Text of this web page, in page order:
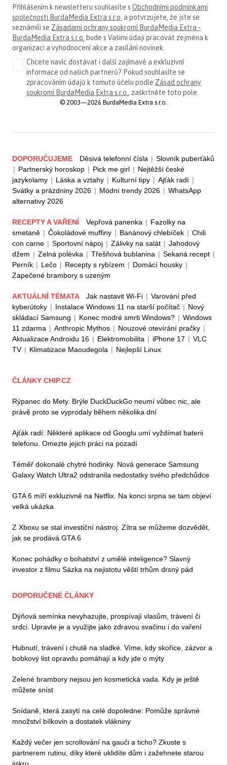
Přihlášením k newsletteru souhlasíte s Obchodními podmínkami
společnosti BurdaMedia Extra s.r.o. a potvrzujete, že jste se
seznámili se Zásadami ochrany soukromí BurdaMedia Extra -
BurdaMedia Extra s.r.o. bude s Vašimi údaji pracovat zejména k
organizaci a vyhodnocení akce a zasílání novinek.
Chcete navíc dostávat i další zajímavé a exkluzivní
informace od našich partnerů? Pokud souhlasíte se
zpracováním údajů k tomuto účelu podle Zásad ochrany
soukromí BurdaMedia Extra s.r.o., zaškrtněte toto pole.
© 2003—2026 BurdaMedia Extra s.r.o.
DOPORUČUJEME Děsivá telefonní čísla | Slovník puberťáků
| Partnerský horoskop | Pick me girl | Nejtěžší české
jazykolamy | Láska a vztahy | Kulturní tipy | Ajťák radí |
Svátky a prázdniny 2026 | Módní trendy 2026 | WhatsApp
alternativy 2026
RECEPTY A VAŘENÍ Vepřová panenka | Fazolky na
smetaně | Čokoládové muffiny | Banánový chlebíček | Chili
con carne | Sportovní nápoj | Zálivky na salát | Jahodový
džem | Zelná polévka | Třešňová bublanina | Sekaná recept |
Perník | Lečo | Recepty s rybízem | Domácí housky |
Zapečené brambory s uzeným
AKTUÁLNÍ TÉMATA Jak nastavit Wi-Fi | Varování před
kyberútoky | Instalace Windows 11 na starší počítač | Nový
skládací Samsung | Konec modré smrti Windows? | Windows
11 zdarma | Anthropic Mythos | Nouzové otevírání pračky |
Aktualizace Androidu 16 | Elektromobilita | iPhone 17 | VLC
TV | Klimatizace Maoudegola | Nejlepší Linux
ČLÁNKY CHIP.CZ
Rýpanec do Mety. Brýle DuckDuckGo neumí vůbec nic, ale
právě proto se vyprodaly během několika dní
Ajťák radí: Některé aplikace od Googlu umí vyždímat baterii
telefonu. Omezte jejich práci na pozadí
Téměř dokonalé chytré hodinky. Nová generace Samsung
Galaxy Watch Ultra2 odstranila nedostatky svého předchůdce
GTA 6 míří exkluzivně na Netflix. Na konci srpna se tam objeví
velká ukázka
Z Xboxu se stal investiční nástroj. Zítra se můžeme dozvědět,
jak se prodává GTA 6
Konec pohádky o bohatství z umělé inteligence? Slavný
investor z filmu Sázka na nejistotu věští trhům drsný pád
DOPORUČENÉ ČLÁNKY
Dýňová semínka nevyhazujte, prospívají vlasům, trávení či
srdci. Upravte je a využijte jako zdravou svačinu i do vaření
Hubnutí, trávení i chutě na sladké. Víme, kdy skořice, zázvor a
bobkový list opravdu pomáhají a kdy jde o mýty
Zelené brambory nejsou jen kosmetická vada. Kdy je ještě
můžete sníst
Snídaně, která zasytí na celé dopoledne: Pomůže správné
množství bílkovin a dostatek vlákniny
Každý večer jen scrollování na gauči a ticho? Zkuste s
partnerem rutinu, díky které uklidíte dům i zažehnete starou